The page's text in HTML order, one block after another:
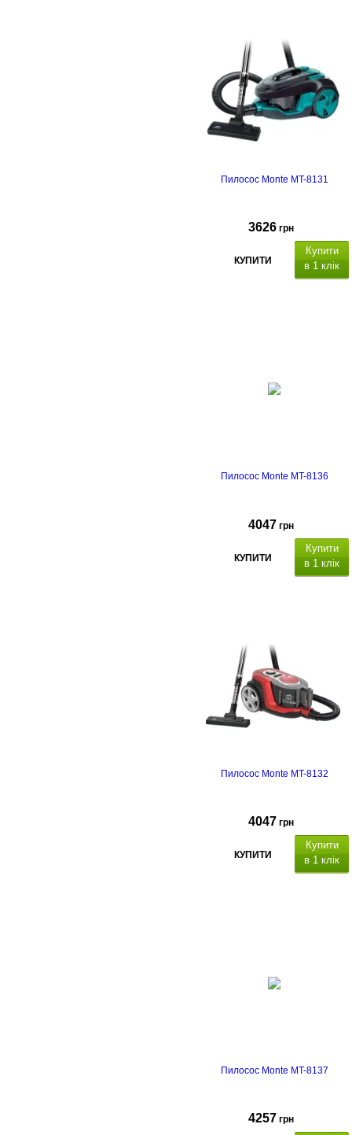
Пилосос Monte MT-8131
3626 грн
КУПИТИ
Купити
в 1 клік
Пилосос Monte MT-8136
4047 грн
КУПИТИ
Купити
в 1 клік
Пилосос Monte MT-8132
4047 грн
КУПИТИ
Купити
в 1 клік
Пилосос Monte MT-8137
4257 грн